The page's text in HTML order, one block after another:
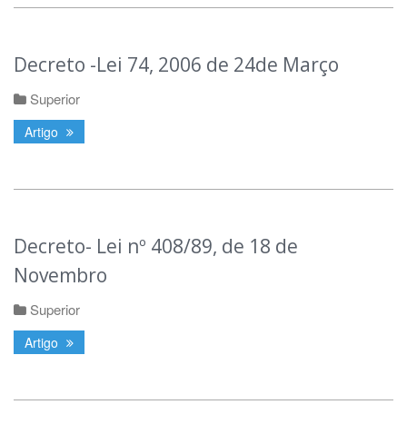
Decreto -Lei 74, 2006 de 24de Março
Superior
Artigo
Decreto- Lei nº 408/89, de 18 de
Novembro
Superior
Artigo